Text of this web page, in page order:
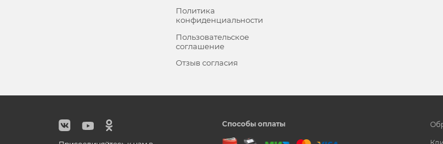
Политика
конфиденциальности
Пользовательское
соглашение
Отзыв согласия
Способы оплаты